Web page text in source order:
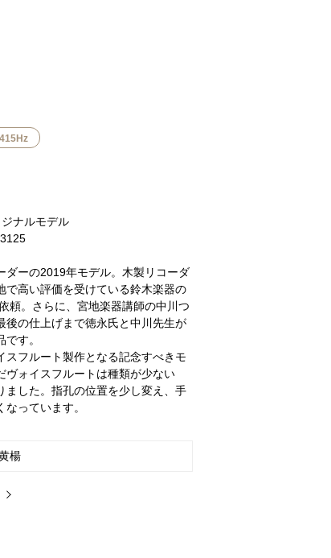
ナルモデル
ダーの2019年モデル。木製リコーダ
で高い評価を受けている鈴木楽器の
頼。さらに、宮地楽器講師の中川つ
後の仕上げまで徳永氏と中川先生が
す。
スフルート製作となる記念すべきモ
ヴォイスフルートは種類が少ない
ました。指孔の位置を少し変え、手
っています。
楊